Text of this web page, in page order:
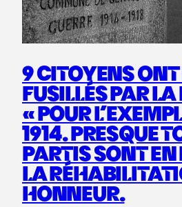
9 CITOYENS ONT
FUSILLÉS PAR
« POUR
1914. PRESQUE
PARTIS SONT EN
LA
HONNEUR.